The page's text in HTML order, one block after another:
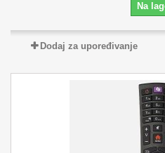
Na
Dodaj za upoređivanje